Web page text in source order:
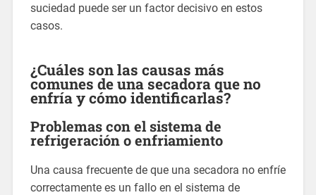
suciedad puede ser un factor decisivo en estos
casos.
¿Cuáles son las causas más
comunes de una secadora que no
enfría y cómo identificarlas?
Problemas con el sistema de
refrigeración o enfriamiento
Una causa frecuente de que una secadora no enfríe
correctamente es un fallo en el sistema de